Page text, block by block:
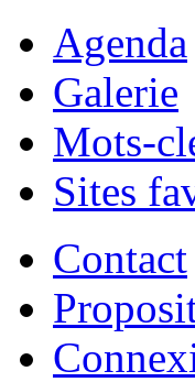
Agenda
Galerie
Mots-
Sites
Contact